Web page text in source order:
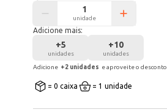
unidade
Adicione mais:
+5
unidades
+10
unidades
Adicione +2 unidades e aproveite o desconto
= 0 caixa = 1 unidade